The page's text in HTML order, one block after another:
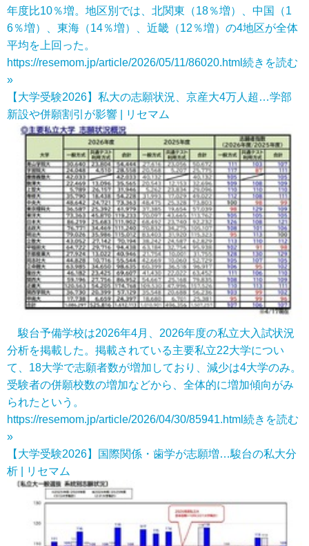
年度比10％増。地区別では、北関東（18％増）、中国（1
6％増）、東海（14％増）、近畿（12％増）の4地区が全体
平均を上回った。
https://resemom.jp/article/2026/05/11/86020.html 続きを読む
»
【大学受験2026】私大の志願状況、京産大4万人超…学部
新設や併願割引が影響 | リセマム
駿台予備学校は2026年4月、2026年度の私立大入試状況
分析を掲載した。掲載されている主要私立22大学につい
て、18大学で志願者数が増加しており、減少は4大学のみ。
受験者の併願校数の増加などから、全体的に増加傾向がみ
られたという。
https://resemom.jp/article/2026/04/30/85941.html 続きを読む
»
【大学受験2026】国際関係・歯学が志願増…駿台の私大分
析 | リセマム